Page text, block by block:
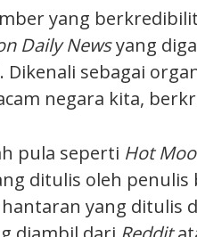
yang
Daily Newsyang
sebagai
negara kita,
pula seperti Hot
ditulis oleh
yang ditulis